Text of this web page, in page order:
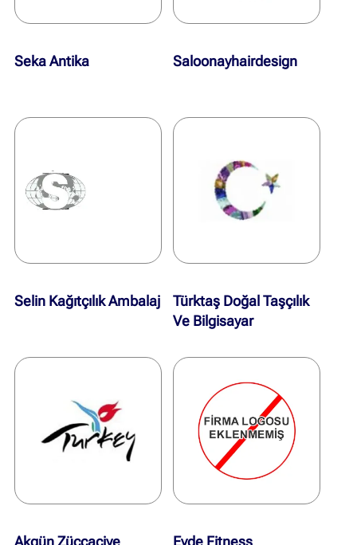
Seka Antika Saloonayhairdesign
Selin Kağıtçılık Ambalaj
Türktaş Doğal Taşçılık
Ve Bilgisayar